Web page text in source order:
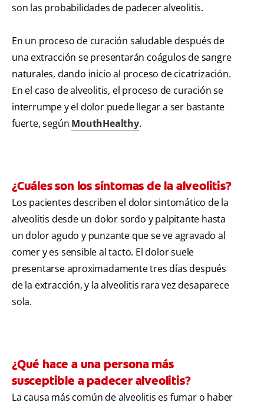
son las probabilidades de padecer alveolitis.
En un proceso de curación saludable después de
una extracción se presentarán coágulos de sangre
naturales, dando inicio al proceso de cicatrización.
En el caso de alveolitis, el proceso de curación se
interrumpe y el dolor puede llegar a ser bastante
fuerte, según MouthHealthy.
¿Cuáles son los síntomas de la alveolitis?
Los pacientes describen el dolor sintomático de la
alveolitis desde un dolor sordo y palpitante hasta
un dolor agudo y punzante que se ve agravado al
comer y es sensible al tacto. El dolor suele
presentarse aproximadamente tres días después
de la extracción, y la alveolitis rara vez desaparece
sola.
¿Qué hace a una persona más
susceptible a padecer alveolitis?
La causa más común de alveolitis es fumar o haber